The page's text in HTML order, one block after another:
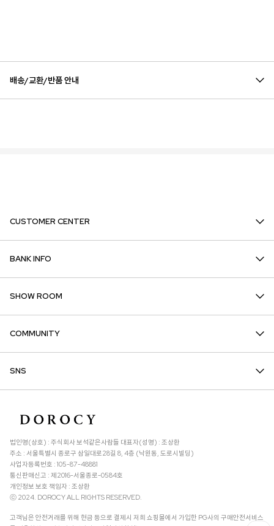
배송/교환/반품 안내
CUSTOMER CENTER
BANK INFO
SHOW ROOM
COMMUNITY
SNS
법인명(상호) : 주식회사 보석같은사람들 대표자(성명) : 조상환
주소 : 서울특별시 종로구 삼일대로28길 8, 4층 (낙원동, 도로시빌딩)
사업자등록번호 : 105-87-48881
통신판매신고 : 제2016-서울종로-0584호
개인정보 보호 책임자 : 조상환
ⓒ 2024. DOROCY ALL RIGHTS RESERVED.
고객님은 안전거래를 위해 현금 등으로 결제시 저희 쇼핑몰에서 가입한 PG사의 구매안전서비스